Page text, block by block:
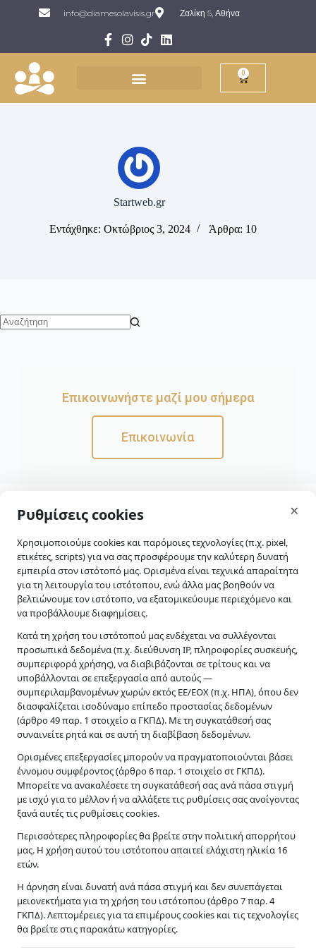
info@diamesolavisis.gr Ζαλίκη 5, Αθήνα
0
Startweb.gr
Εντάχθηκε: Οκτώβριος 3, 2024 Άρθρα: 10
Επικοινωνήστε μαζί μου σήμερα
Επικοινωνία
Εγγραφή στο
Newsletter
Διαβάστε τηνπολιτική
απορρήτουμας για
περισσότερες
λεπτομέρειες.
υποθέσεις – Σχολική διαμεσολάβηση.
Υπηρεσίες
Σχολική Διαμεσολάβηση
Διαμεσολάβηση σε εμπορικές / εργασιακές υποθέσεις
Άλλες περιπτώσεις Διαμεσολάβησης
Ρυθμίσεις cookies ×
Χρησιμοποιούμε cookies και παρόμοιες τεχνολογίες (π.χ. pixel,
ετικέτες, scripts) για να σας προσφέρουμε την καλύτερη δυνατή
εμπειρία στον ιστότοπό μας. Ορισμένα είναι τεχνικά απαραίτητα
για τη λειτουργία του ιστότοπου, ενώ άλλα μας βοηθούν να
βελτιώνουμε τον ιστότοπο, να εξατομικεύουμε περιεχόμενο και
να προβάλλουμε διαφημίσεις.
Κατά τη χρήση του ιστότοπού μας ενδέχεται να συλλέγονται
προσωπικά δεδομένα (π.χ. διεύθυνση IP, πληροφορίες συσκευής,
συμπεριφορά χρήσης), να διαβιβάζονται σε τρίτους και να
υποβάλλονται σε επεξεργασία από αυτούς —
συμπεριλαμβανομένων χωρών εκτός ΕΕ/ΕΟΧ (π.χ. ΗΠΑ), όπου δεν
διασφαλίζεται ισοδύναμο επίπεδο προστασίας δεδομένων
(άρθρο 49 παρ. 1 στοιχείο α ΓΚΠΔ). Με τη συγκατάθεσή σας
συναινείτε ρητά και σε αυτή τη διαβίβαση δεδομένων.
Ορισμένες επεξεργασίες μπορούν να πραγματοποιούνται βάσει
έννομου συμφέροντος (άρθρο 6 παρ. 1 στοιχείο στ ΓΚΠΔ).
Μπορείτε να ανακαλέσετε τη συγκατάθεσή σας ανά πάσα στιγμή
με ισχύ για το μέλλον ή να αλλάξετε τις ρυθμίσεις σας ανοίγοντας
ξανά αυτές τις ρυθμίσεις cookies.
Περισσότερες πληροφορίες θα βρείτε στην πολιτική απορρήτου
μας. Η χρήση αυτού του ιστότοπου απαιτεί ελάχιστη ηλικία 16
ετών.
Η άρνηση είναι δυνατή ανά πάσα στιγμή και δεν συνεπάγεται
μειονεκτήματα για τη χρήση του ιστότοπου (άρθρο 7 παρ. 4
ΓΚΠΔ). Λεπτομέρειες για τα επιμέρους cookies και τις τεχνολογίες
θα βρείτε στις παρακάτω κατηγορίες.